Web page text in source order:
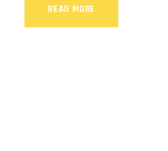
READ MORE